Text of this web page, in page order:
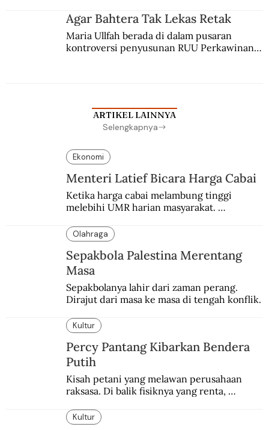
agama Islam. Anaknya mengikuti jejaknya.
Agar Bahtera Tak Lekas Retak
Maria Ullfah berada di dalam pusaran
kontroversi penyusunan RUU Perkawinan.
ARTIKEL LAINNYA
Selengkapnya
Ekonomi
Menteri Latief Bicara Harga Cabai
Ketika harga cabai melambung tinggi
melebihi UMR harian masyarakat.
Olahraga
Sepakbola Palestina Merentang
Masa
Sepakbolanya lahir dari zaman perang.
Dirajut dari masa ke masa di tengah konflik.
Kultur
Percy Pantang Kibarkan Bendera
Putih
Kisah petani yang melawan perusahaan
raksasa. Di balik fisiknya yang renta,
Kultur